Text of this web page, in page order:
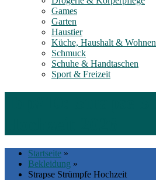
Games
Garten
Haustier
Küche, Haushalt & Wohnen
Schmuck
Schuhe & Handtaschen
Sport & Freizeit
Startseite »
Bekleidung »
Strapse Strümpfe Hochzeit